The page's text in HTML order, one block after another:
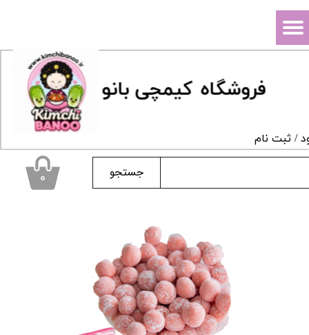
فروشگاه کیمچی بانو
جستجو
/ ثبت نام
حساب کاربری من
سفارشات
۰